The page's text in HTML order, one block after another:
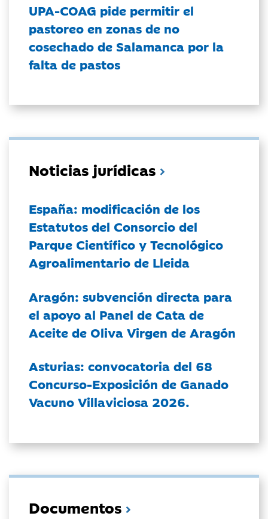
UPA-COAG pide permitir el
pastoreo en zonas de no
cosechado de Salamanca por la
falta de pastos
Noticias jurídicas
España: modificación de los
Estatutos del Consorcio del
Parque Científico y Tecnológico
Agroalimentario de Lleida
Aragón: subvención directa para
el apoyo al Panel de Cata de
Aceite de Oliva Virgen de Aragón
Asturias: convocatoria del 68
Concurso-Exposición de Ganado
Vacuno Villaviciosa 2026.
Documentos